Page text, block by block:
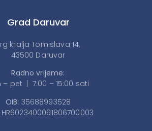
Grad Daruvar
kralja Tomislava 14,
43500 Daruvar
Radno vrijeme:
– pet | 7:00 – 15:00 sati
OIB: 35688993528
HR6023400091806700003